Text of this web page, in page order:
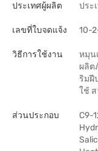
ประเทศผู้ผลิต ประ
เลขที่ใบจดแจ้ง 10-
วิธีการใช้งาน
หมุน
ผลิต
ริมฝี
ใช้
ส่วนประกอบ
C9-